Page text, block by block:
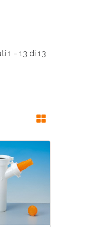
1 - 13 di 13